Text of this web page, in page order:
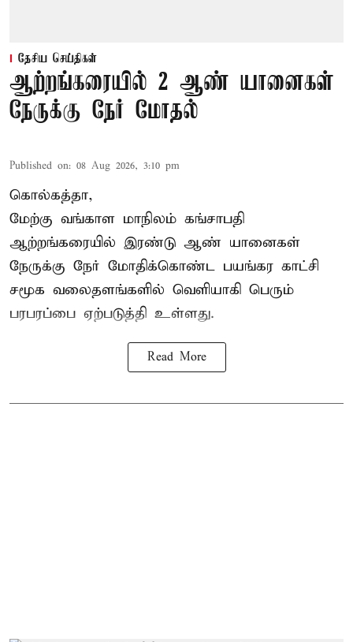
தேசிய செய்திகள்
ஆற்றங்கரையில் 2 ஆண் யானைகள்
நேருக்கு நேர் மோதல்
Published on: 08 Aug 2026, 3:10 pm
கொல்கத்தா,
மேற்கு வங்காள மாநிலம் கங்சாபதி
ஆற்றங்கரையில் இரண்டு ஆண் யானைகள்
நேருக்கு நேர் மோதிக்கொண்ட பயங்கர காட்சி
சமூக வலைதளங்களில் வெளியாகி பெரும்
பரபரப்பை ஏற்படுத்தி உள்ளது.
Read More